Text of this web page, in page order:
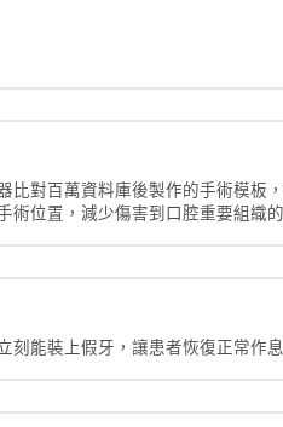
比對百萬資料庫後製作的手術模板
術位置，減少傷害到口腔重要組織的
刻能裝上假牙，讓患者恢復正常作息